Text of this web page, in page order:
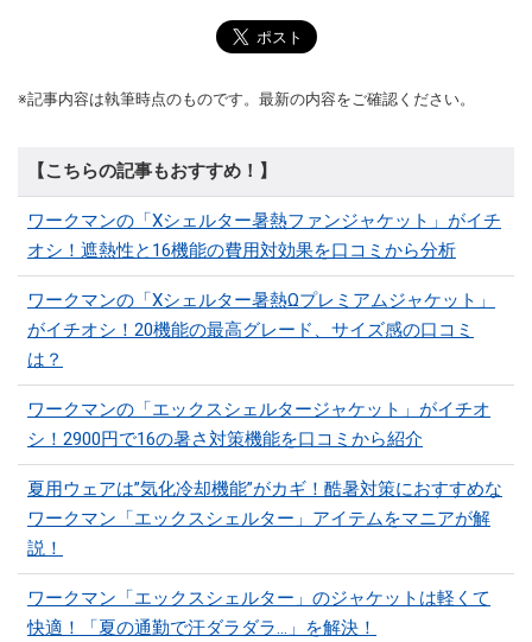
※記事内容は執筆時点のものです。最新の内容をご確認ください。
【こちらの記事もおすすめ！】
ワークマンの「Xシェルター暑熱ファンジャケット」がイチ
オシ！遮熱性と16機能の費用対効果を口コミから分析
ワークマンの「Xシェルター暑熱Ωプレミアムジャケット」
がイチオシ！20機能の最高グレード、サイズ感の口コミ
は？
ワークマンの「エックスシェルタージャケット」がイチオ
シ！2900円で16の暑さ対策機能を口コミから紹介
夏用ウェアは”気化冷却機能”がカギ！酷暑対策におすすめな
ワークマン「エックスシェルター」アイテムをマニアが解
説！
ワークマン「エックスシェルター」のジャケットは軽くて
快適！「夏の通勤で汗ダラダラ...」を解決！